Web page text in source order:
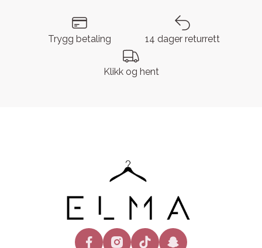
Trygg betaling 14 dager returrett
Klikk og hent
facebookinstagramtiktok snapchat